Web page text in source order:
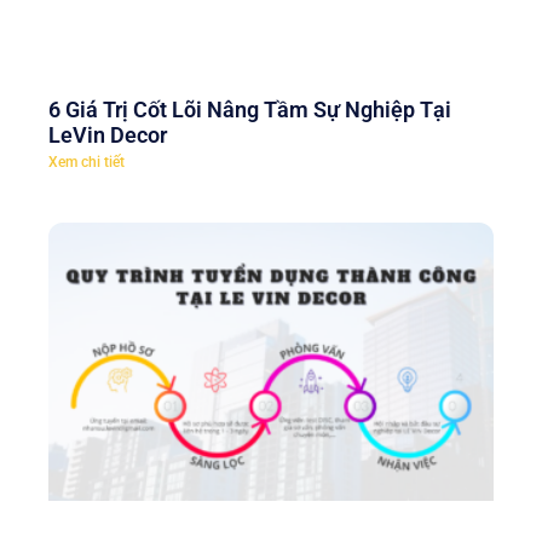
6 Giá Trị Cốt Lõi Nâng Tầm Sự Nghiệp Tại
LeVin Decor
Xem chi tiết